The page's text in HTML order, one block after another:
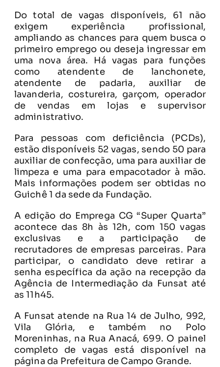
Do total de vagas disponíveis, 61 não
exigem experiência profissional,
ampliando as chances para quem busca o
primeiro emprego ou deseja ingressar em
uma nova área. Há vagas para funções
como atendente de lanchonete,
atendente de padaria, auxiliar de
lavanderia, costureira, garçom, operador
de vendas em lojas e supervisor
administrativo.
Para pessoas com deficiência (PCDs),
estão disponíveis 52 vagas, sendo 50 para
auxiliar de confecção, uma para auxiliar de
limpeza e uma para empacotador à mão.
Mais informações podem ser obtidas no
Guichê 1 da sede da Fundação.
A edição do Emprega CG “Super Quarta”
acontece das 8h às 12h, com 150 vagas
exclusivas e a participação de
recrutadores de empresas parceiras. Para
participar, o candidato deve retirar a
senha específica da ação na recepção da
Agência de Intermediação da Funsat até
as 11h45.
A Funsat atende na Rua 14 de Julho, 992,
Vila Glória, e também no Polo
Moreninhas, na Rua Anacá, 699. O painel
completo de vagas está disponível na
página da Prefeitura de Campo Grande.